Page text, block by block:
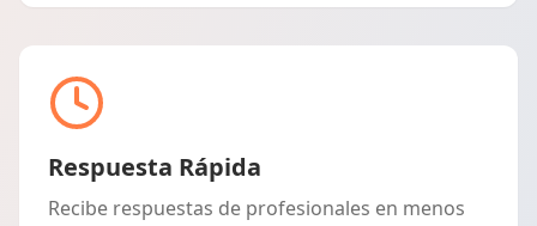
Respuesta Rápida
Recibe respuestas de profesionales en menos